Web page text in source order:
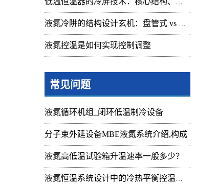
低温恒温器的冷屏技术：核心结构、功能与设计解析
液氮冷阱的结构设计玄机：盘管式 vs 腔体式，哪种捕集效率更高
液氮控温是如何实现控制调整
常见问题
液氮循环机组_闭环低温制冷设备
分子束外延设备MBE液氮系统介绍,构成
液氮高低温试验箱升温速率一般多少？
液氮恒温系统设计中的冷热平衡控温难点